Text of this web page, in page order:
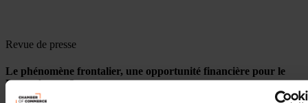
Revue de presse
Le phénomène frontalier, une opportunité financière pour le
Luxembourg ?